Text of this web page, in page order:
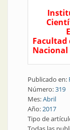
Facultad
Nacional
Publicado en:
Número:319
Mes:Abril
Año:2017
Tipo de